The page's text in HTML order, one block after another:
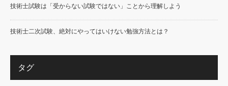
技術士試験は「受からない試験ではない」ことから理解しよう
技術士二次試験、絶対にやってはいけない勉強方法とは？
タグ